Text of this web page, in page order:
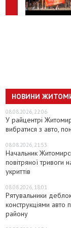
НОВИНИ
08.08.2026, 22:06
У райцентрі
вибратися з авто,
08.08.2026, 21:53
Начальник
повітряної тривоги
укриттів
08.08.2026, 18:01
Рятувальники
конструкціями авто
району